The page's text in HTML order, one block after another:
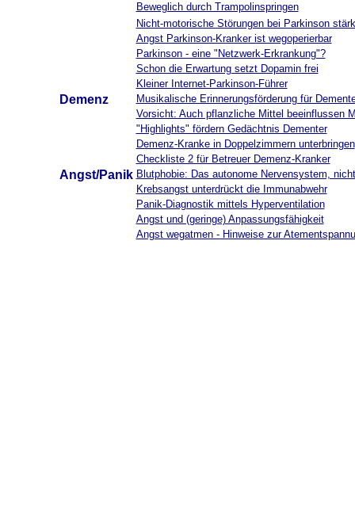
Beweglich durch Trampolinspringen
Nicht-motorische Störungen bei Parkinson
Angst Parkinson-Kranker ist wegoperierbar
Parkinson - eine "Netzwerk-Erkrankung"?
Schon die Erwartung setzt Dopamin frei
Kleiner Internet-Parkinson-Führer
Demenz
Musikalische Erinnerungsförderung für
Vorsicht: Auch pflanzliche Mittel beeinflussen
"Highlights" fördern Gedächtnis Dementer
Demenz-Kranke in Doppelzimmern unterbringen
Checkliste 2 für Betreuer Demenz-Kranker
Angst/Panik Blutphobie: Das autonome Nervensystem,
Krebsangst unterdrückt die Immunabwehr
Panik-Diagnostik mittels Hyperventilation
Angst und (geringe) Anpassungsfähigkeit
Angst wegatmen - Hinweise zur